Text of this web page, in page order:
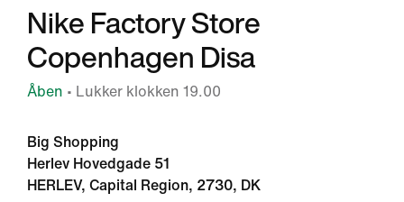
Nike Factory Store
Copenhagen Disa
Åben • Lukker klokken 19.00
Big Shopping
Herlev Hovedgade 51
HERLEV, Capital Region, 2730, DK